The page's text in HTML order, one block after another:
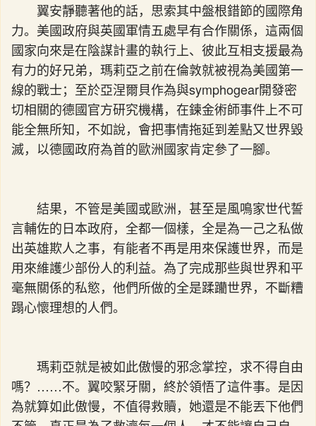
翼安靜聽著他的話，思索其中盤根錯節的國際角
力。美國政府與英國軍情五處早有合作關係，這兩個
國家向來是在陰謀計畫的執行上、彼此互相支援最為
有力的好兄弟，瑪莉亞之前在倫敦就被視為美國第一
線的戰士；至於亞涅爾貝作為與symphogear開發密
切相關的德國官方研究機構，在鍊金術師事件上不可
能全無所知，不如說，會把事情拖延到差點又世界毀
滅，以德國政府為首的歐洲國家肯定參了一腳。
結果，不管是美國或歐洲，甚至是風鳴家世代誓
言輔佐的日本政府，全都一個樣，全是為一己之私做
出英雄欺人之事，有能者不再是用來保護世界，而是
用來維護少部份人的利益。為了完成那些與世界和平
毫無關係的私慾，他們所做的全是蹂躪世界，不斷糟
蹋心懷理想的人們。
瑪莉亞就是被如此傲慢的邪念掌控，求不得自由
嗎？……不。翼咬緊牙關，終於領悟了這件事。是因
為就算如此傲慢，不值得救贖，她還是不能丟下他們